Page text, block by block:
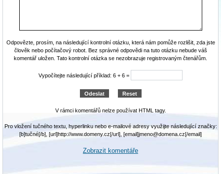
Odpovězte, prosím, na následující kontrolní otázku, která nám pomůže rozlišit, zda jste
člověk nebo počítačový robot. Bez správné odpovědi na tuto otázku nebude váš
komentář uložen. Tato kontrolní otázka se nezobrazuje registrovaným čtenářům.
Vypočítejte následující příklad: 6 + 6 =
V rámci komentářů nelze používat HTML tagy.
Pro vložení tučného textu, hyperlinku nebo e-mailové adresy využijte následující značky:
[b]tučné[/b], [url]http://www.domeny.cz[/url], [email]jmeno@domena.cz[/email]
Zobrazit komentáře